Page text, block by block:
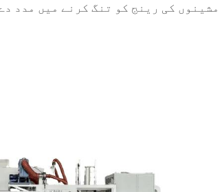
کی رینج کو تنگ کرنے میں مدد